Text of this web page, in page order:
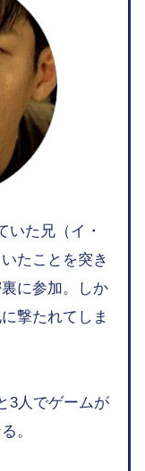
いた兄（イ・
たことを突き
に参加。しか
撃たれてしま
3人でゲームが
。